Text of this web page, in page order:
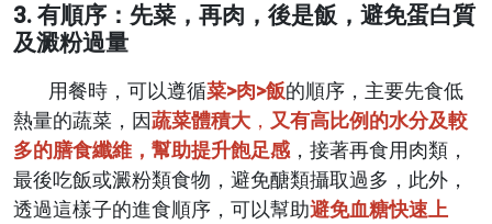
3. 有順序：先菜，再肉，後是飯，避免蛋白質
及澱粉過量
用餐時，可以遵循菜>肉>飯的順序，主要先食低
熱量的蔬菜，因蔬菜體積大 ， 又有高比例的水分及較
多的膳食纖維，幫助提升飽足感 ，接著再食用肉類，
最後吃飯或澱粉類食物，避免醣類攝取過多，此外，
透過這樣子的進食順序，可以幫助避免血糖快速上